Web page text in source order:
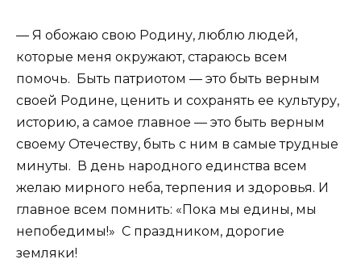
— Я обожаю свою Родину, люблю людей,
которые меня окружают, стараюсь всем
помочь. Быть патриотом — это быть верным
своей Родине, ценить и сохранять ее культуру,
историю, а самое главное — это быть верным
своему Отечеству, быть с ним в самые трудные
минуты. В день народного единства всем
желаю мирного неба, терпения и здоровья. И
главное всем помнить: «Пока мы едины, мы
непобедимы!» С праздником, дорогие
земляки!